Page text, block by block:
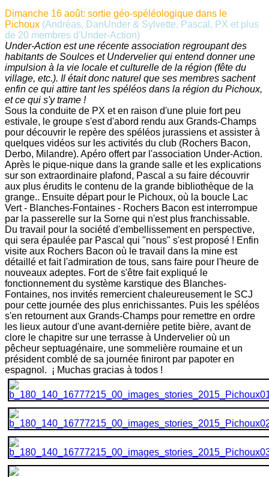
Dimanche 16 août: sortie géo-spéléologique dans le
Pichoux (Andréas, DanUnder & Sylvette, Pascal, PX et plus
de 20 membres d'Under-Action)
Under-Action est une récente association regroupant des
habitants de Soulces et Undervelier qui entend donner une
impulsion à la vie locale et culturelle de la région (fête du
village, etc.). Il était donc naturel que ses membres sachent
enfin ce qui attire tant les spéléos dans la région du Pichoux,
et ce qui s'y trame !
Sous la conduite de PX et en raison d'une pluie fort peu
estivale, le groupe s'est d'abord rendu aux Grands-Champs
pour découvrir le repère des spéléos jurassiens et assister à
quelques vidéos sur les activités du club (Rochers Bacon,
Derbo, Milandre). Apéro offert par l'association Under-Action.
Après le pique-nique dans la grande salle et les explications
sur son extraordinaire plafond, Pascal a su faire découvrir
aux plus érudits le contenu de la grande bibliothèque de la
grange.. Ensuite départ pour le Pichoux, où la boucle Lac
Vert - Blanches-Fontaines - Rochers Bacon est interrompue
par la passerelle sur la Sorne qui n'est plus franchissable.
Du travail pour la société d'embellissement en perspective,
qui sera épaulée par Pascal qui "nous" s'est proposé ! Enfin
visite aux Rochers Bacon où le travail dans la mine est
détaillé et fait l'admiration de tous, sans faire pour l'heure de
nouveaux adeptes. Fort de s'être fait expliqué le
fonctionnement du système karstique des Blanches-
Fontaines, nos invités remercient chaleureusement le SCJ
pour cette journée des plus enrichissantes. Puis les spéléos
s'en retournent aux Grands-Champs pour remettre en ordre
les lieux autour d'une avant-dernière petite bière, avant de
clore le chapitre sur une terrasse à Undervelier où un
pêcheur septuagénaire, une sommelière roumaine et un
président comblé de sa journée finiront par papoter en
espagnol. ¡ Muchas gracias à todos !